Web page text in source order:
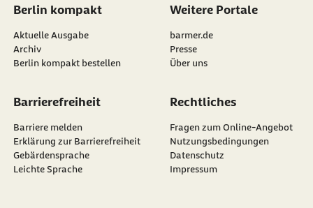
Berlin kompakt
Aktuelle Ausgabe
Archiv
Berlin kompakt bestellen
Weitere Portale
barmer.de
Presse
Über uns
Barrierefreiheit
Barriere melden
Erklärung zur Barrierefreiheit
Gebärdensprache
Leichte Sprache
Rechtliches
Fragen zum Online-Angebot
Nutzungsbedingungen
Datenschutz
Impressum